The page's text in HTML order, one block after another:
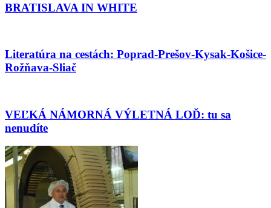
BRATISLAVA IN WHITE
Literatúra na cestách: Poprad-Prešov-Kysak-Košice-
Rožňava-Sliač
VEĽKÁ NÁMORNÁ VÝLETNÁ LOĎ: tu sa
nenudíte